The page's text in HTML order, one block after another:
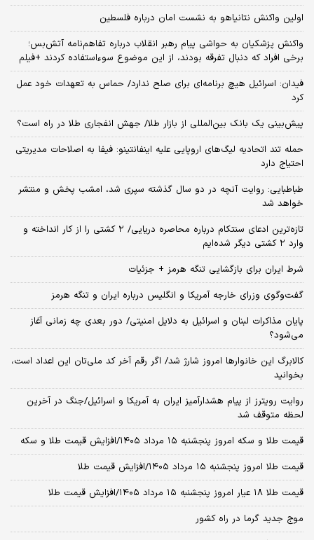
اولین واکنش نتانیاهو به نشست امان درباره فلسطین
واکنش پزشکیان به حواشی پیام رهبر انقلاب درباره تفاهم‌نامه آتش‌بس؛
برخی افراد که دنبال تفرقه بودند، از این موضوع سوءاستفاده کردند +فیلم
فیدان: اسرائیل هیچ برنامه‌ای برای صلح ندارد/ حماس به تعهدات خود عمل
کرد
پیش‌بینی یک بانک بین‌المللی از بازار طلا/ جهش انفجاری طلا در راه است؟
حمله تند اتحادیه لیگ‌های اروپایی علیه اینفانتینو: فیفا به اصلاحات مدیریتی
احتیاج دارد
طباطبایی: روایت آنچه در دو سال گذشته سپری شد، امشب پخش و منتشر
خواهد شد
تازه‌ترین ادعای سنتکام درباره محاصره دریایی/ ۲ کشتی را از کار انداخته و
وارد ۲ کشتی دیگر شده‌ایم
شرط ایران برای بازگشایی تنگه هرمز + جزئیات
گفت‌وگوی وزرای خارجه آمریکا و انگلیس درباره ایران و تنگه هرمز
پایان مذاکرات لبنان و اسرائیل به دلایل امنیتی/ دور بعدی چه زمانی آغاز
می‌شود؟
کالابرگ این خانوارها امروز شارژ شد/ اگر رقم آخر کد ملی‌تان این اعداد است،
بخوانید
روایت رویترز از پیام هشدارآمیز ایران به آمریکا و اسرائیل/جنگ در آخرین
لحظه متوقف شد
قیمت طلا و سکه امروز پنجشنبه ۱۵ مرداد ۱۴۰۵/افزایش قیمت طلا و سکه
قیمت طلا امروز پنجشنبه ۱۵ مرداد ۱۴۰۵/افزایش قیمت طلا
قیمت طلا ۱۸ عیار امروز پنجشنبه ۱۵ مرداد ۱۴۰۵/افزایش قیمت طلا
موج جدید گرما در راه کشور